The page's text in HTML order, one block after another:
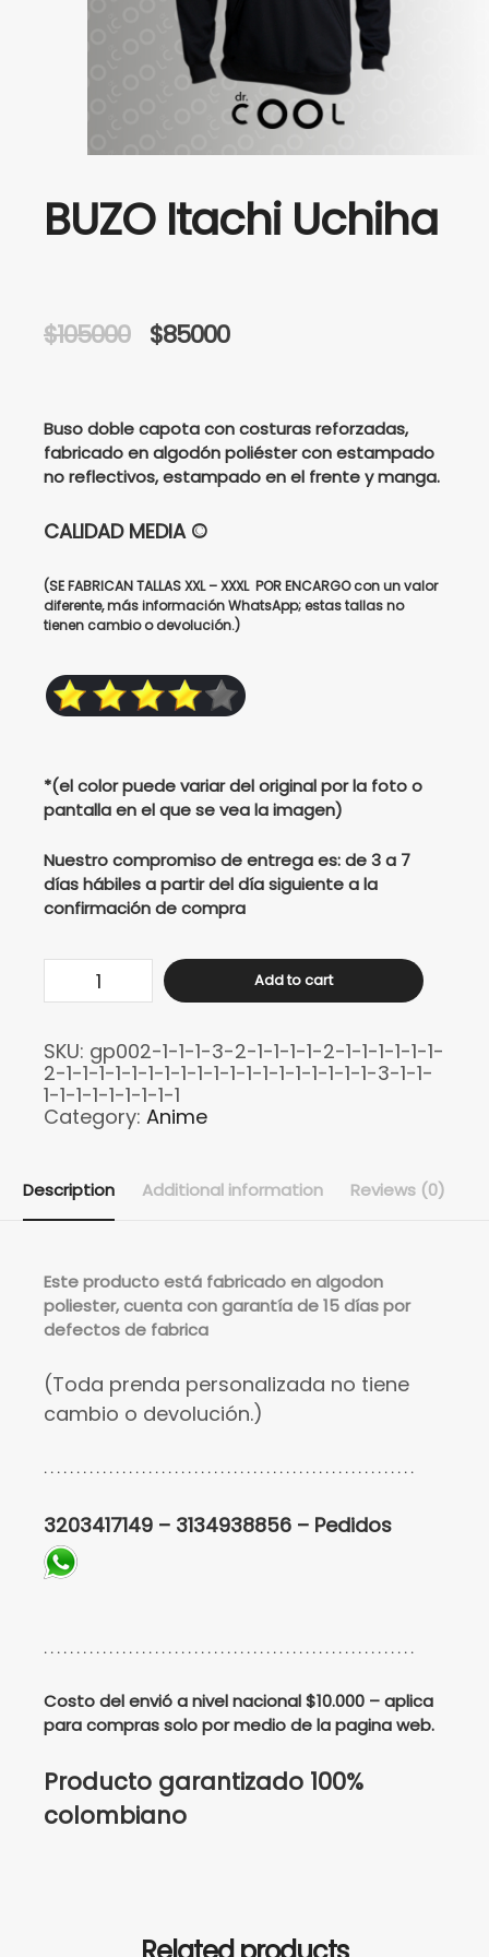
BUZO Itachi Uchiha
$105000
Original
was:
$105000.
$85000Current
is:
$85000.
Buso doble capota con costuras reforzadas,
fabricado en algodón poliéster con estampado
no reflectivos, estampado en el frente y manga.
CALIDAD MEDIA ©
(SE FABRICAN TALLAS XXL – XXXL POR ENCARGO con un valor
diferente, más información WhatsApp; estas tallas no
tienen cambio o devolución.)
*(el color puede variar del original por la foto o
pantalla en el que se vea la imagen)
Nuestro compromiso de entrega es: de 3 a 7
días hábiles a partir del día siguiente a la
confirmación de compra
Itachi
quantity
Add to cart
SKU: gp002-1-1-1-3-2-1-1-1-1-2-1-1-1-1-1-1-
2-1-1-1-1-1-1-1-1-1-1-1-1-1-1-1-1-1-1-1-3-1-1-
1-1-1-1-1-1-1-1-1
Category: Anime
Description Additional information Reviews (0)
Esteproducto está fabricado en algodon
poliester, cuenta con garantía de 15 días por
defectos de fabrica
(Toda prenda personalizada no tiene
cambio o devolución.)
. . . . . . . . . . . . . . . . . . . . . . . . . . . . . . . . . . . . . . . . . . . . . . . . . . . . . . . . .
3203417149 – 3134938856 – Pedidos
. . . . . . . . . . . . . . . . . . . . . . . . . . . . . . . . . . . . . . . . . . . . . . . . . . . . . . . . .
Costo del envió a nivel nacional $10.000 – aplica
para compras solo por medio de la pagina web.
Producto garantizado 100%
colombiano